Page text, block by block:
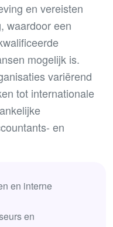
en vereisten
waardoor een
mogelijk is.
variërend
tot internationale
en
en interne
en